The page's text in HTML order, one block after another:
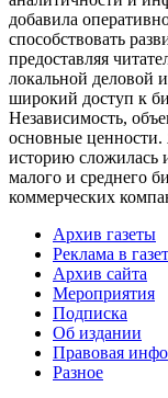
добавила
способствовать
предоставляя
локальной деловой
широкий доступ к
Независимость,
основные
историю сложилась
малого и среднего
коммерческих
Архив газеты
Реклама в
Архив сайта
Мероприятия
Подписка
Об издании
Правовая
Разное